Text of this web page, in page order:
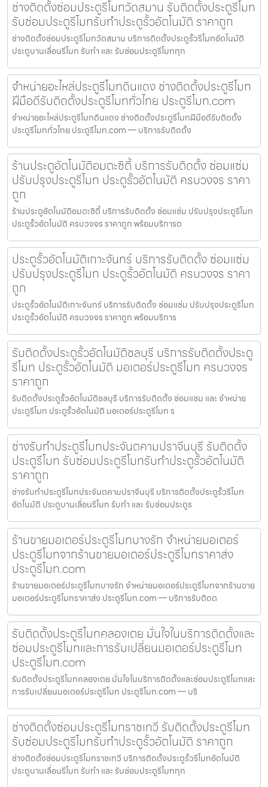
ช่างติดตั้งซ่อมประตูรีโมทวัดสมาน รับติดตั้งประตูรีโมท
รับซ่อมประตูรีโมทรับทำประตูรั้วอัตโนมัติ ราคาถูก
ช่างติดตั้งซ่อมประตูรีโมทวัดสมาน บริการติดตั้งประตูรั้วรีโมทอัตโนมัติ
ประตูบานเลื่อนรีโมท รับทำ และ รับซ่อมประตูรีโมททุก
จำหน่ายอะไหล่ประตูรีโมทดินแดง ช่างติดตั้งประตูรีโมท
ฝีมือดีรับติดตั้งประตูรีโมททั่วไทย ประตูรีโมท.com
จำหน่ายอะไหล่ประตูรีโมทดินแดง ช่างติดตั้งประตูรีโมทฝีมือดีรับติดตั้ง
ประตูรีโมททั่วไทย ประตูรีโมท.com — บริการรับติดตั้ง
ร้านประตูอัตโนมัติอมตะซิตี้ บริการรับติดตั้ง ซ่อมแซ่ม
ปรับปรุงประตูรีโมท ประตูรั้วอัตโนมัติ ครบวงจร ราคา
ถูก
ร้านประตูอัตโนมัติอมตะซิตี้ บริการรับติดตั้ง ซ่อมแซ่ม ปรับปรุงประตูรีโมท
ประตูรั้วอัตโนมัติ ครบวงจร ราคาถูก พร้อมบริการด
ประตูรั้วอัตโนมัติเกาะจันทร์ บริการรับติดตั้ง ซ่อมแซ่ม
ปรับปรุงประตูรีโมท ประตูรั้วอัตโนมัติ ครบวงจร ราคา
ถูก
ประตูรั้วอัตโนมัติเกาะจันทร์ บริการรับติดตั้ง ซ่อมแซ่ม ปรับปรุงประตูรีโมท
ประตูรั้วอัตโนมัติ ครบวงจร ราคาถูก พร้อมบริการ
รับติดตั้งประตูรั้วอัตโนมัติชลบุรี บริการรับติดตั้งประตู
รีโมท ประตูรั้วอัตโนมัติ มอเตอร์ประตูรีโมท ครบวงจร
ราคาถูก
รับติดตั้งประตูรั้วอัตโนมัติชลบุรี บริการรับติดตั้ง ซ่อมแซม และ จำหน่าย
ประตูรีโมท ประตูรั้วอัตโนมัติ มอเตอร์ประตูรีโมท ร
ช่างรับทำประตูรีโมทประจันตคามปราจีนบุรี รับติดตั้ง
ประตูรีโมท รับซ่อมประตูรีโมทรับทำประตูรั้วอัตโนมัติ
ราคาถูก
ช่างรับทำประตูรีโมทประจันตคามปราจีนบุรี บริการติดตั้งประตูรั้วรีโมท
อัตโนมัติ ประตูบานเลื่อนรีโมท รับทำ และ รับซ่อมประตูร
ร้านขายมอเตอร์ประตูรีโมทบางรัก จำหน่ายมอเตอร์
ประตูรีโมทจากร้านขายมอเตอร์ประตูรีโมทราคาส่ง
ประตูรีโมท.com
ร้านขายมอเตอร์ประตูรีโมทบางรัก จำหน่ายมอเตอร์ประตูรีโมทจากร้านขาย
มอเตอร์ประตูรีโมทราคาส่ง ประตูรีโมท.com — บริการรับติดต
รับติดตั้งประตูรีโมทคลองเตย มั่นใจในบริการติดตั้งและ
ซ่อมประตูรีโมทและการรับเปลี่ยนมอเตอร์ประตูรีโมท
ประตูรีโมท.com
รับติดตั้งประตูรีโมทคลองเตย มั่นใจในบริการติดตั้งและซ่อมประตูรีโมทและ
การรับเปลี่ยนมอเตอร์ประตูรีโมท ประตูรีโมท.com — บริ
ช่างติดตั้งซ่อมประตูรีโมทราชเทวี รับติดตั้งประตูรีโมท
รับซ่อมประตูรีโมทรับทำประตูรั้วอัตโนมัติ ราคาถูก
ช่างติดตั้งซ่อมประตูรีโมทราชเทวี บริการติดตั้งประตูรั้วรีโมทอัตโนมัติ
ประตูบานเลื่อนรีโมท รับทำ และ รับซ่อมประตูรีโมททุก